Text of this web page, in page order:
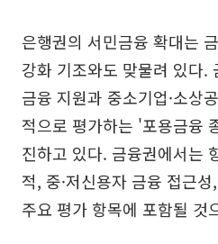
은행권의 서민금융 확대는
강화 기조와도 맞물려 있다.
금융 지원과 중소기업·소상
적으로 평가하는 '포용금융
진하고 있다. 금융권에서는
적, 중·저신용자 금융 접근
주요 평가 항목에 포함될 것